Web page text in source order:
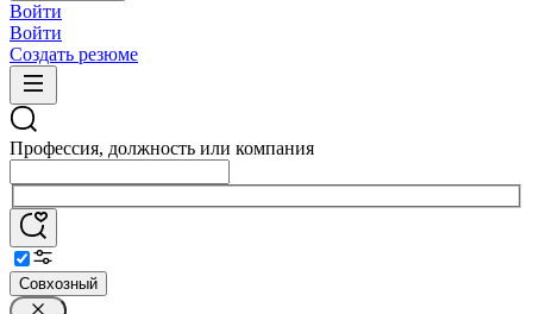
Войти
Войти
Создать резюме
Профессия, должность или компания
Совхозный